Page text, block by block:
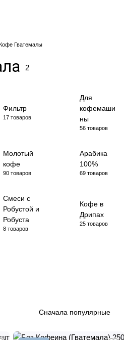
Гватемалы
2
Фильтр
17 товаров
Для
кофемаши
ны
56 товаров
Молотый
кофе
90 товаров
Арабика
100%
69 товаров
Смеси с
Робустой и
Робуста
8 товаров
Кофе в
Дрипах
25 товаров
Сначала популярные